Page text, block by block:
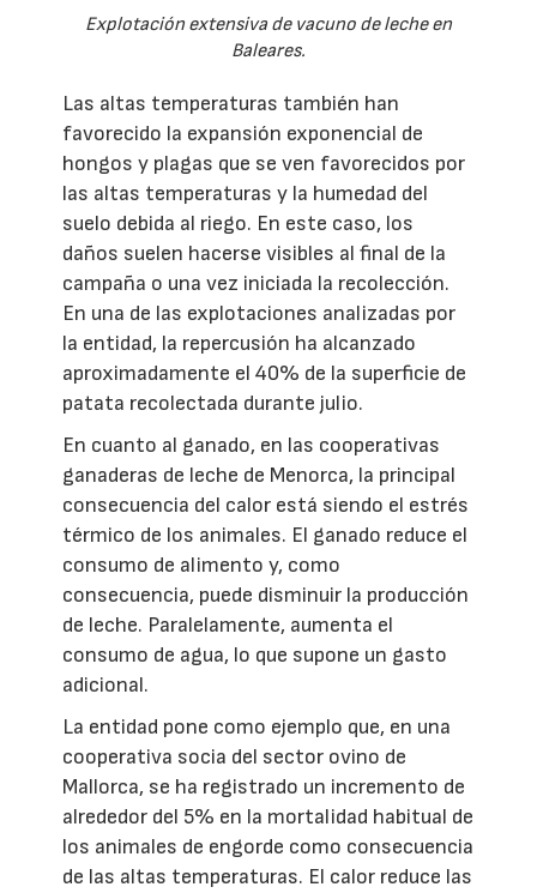
Explotación extensiva de vacuno de leche en
Baleares.
Las altas temperaturas también han
favorecido la expansión exponencial de
hongos y plagas que se ven favorecidos por
las altas temperaturas y la humedad del
suelo debida al riego. En este caso, los
daños suelen hacerse visibles al final de la
campaña o una vez iniciada la recolección.
En una de las explotaciones analizadas por
la entidad, la repercusión ha alcanzado
aproximadamente el 40% de la superficie de
patata recolectada durante julio.
En cuanto al ganado, en las cooperativas
ganaderas de leche de Menorca, la principal
consecuencia del calor está siendo el estrés
térmico de los animales. El ganado reduce el
consumo de alimento y, como
consecuencia, puede disminuir la producción
de leche. Paralelamente, aumenta el
consumo de agua, lo que supone un gasto
adicional.
La entidad pone como ejemplo que, en una
cooperativa socia del sector ovino de
Mallorca, se ha registrado un incremento de
alrededor del 5% en la mortalidad habitual de
los animales de engorde como consecuencia
de las altas temperaturas. El calor reduce las